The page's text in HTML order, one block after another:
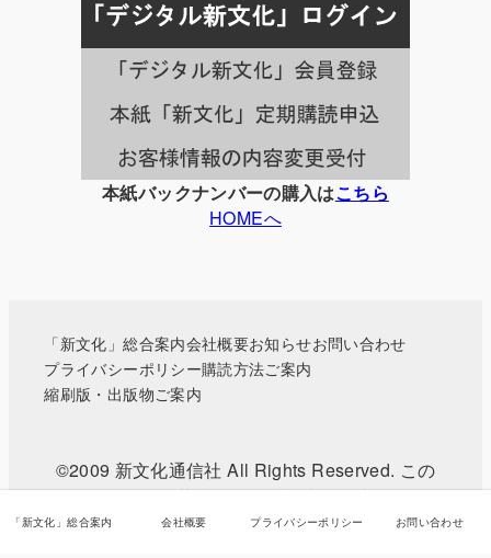
事
一
覧
本紙バックナンバーの購入はこちら
HOMEへ
「新文化」総合案内会社概要お知らせお問い合わせ
プライバシーポリシー購読方法ご案内
縮刷版・出版物ご案内
©2009 新文化通信社 All Rights Reserved. この
WEBサイトに掲載されている記事・写真などの無
断転載を禁じます。
「新文化」総合案内 会社概要 プライバシーポリシー お問い合わせ